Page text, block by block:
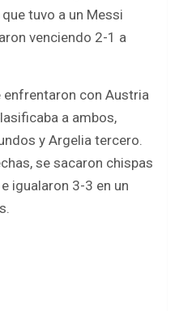
tuvo a un Messi
venciendo 2-1 a
enfrentaron con Austria
a ambos,
y Argelia tercero.
se sacaron chispas
igualaron 3-3 en un